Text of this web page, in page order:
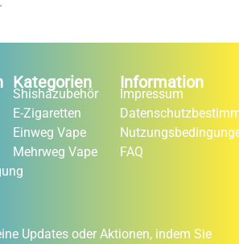
Kategorien
Shishazubehör
E-Zigaretten
Einweg Vape
Mehrweg Vape
Information
Impressum
FAQ
Updates oder Aktionen, indem Sie